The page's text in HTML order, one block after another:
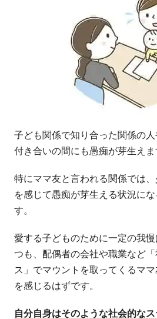
子ども関係で知り合った関係の
付き合いの間にも愚痴が芽生えま
特にママ友と言われる関係では
を感じて愚痴が芽生える状況に
す。
愛する子どものために一定の我
つも、配偶者の会社や職業など
ス」でマウントを取ってくるマ
を感じるはずです。
自分自身はそのような社会的な